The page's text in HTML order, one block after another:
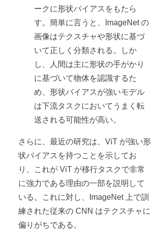
ークに形状バイアスをもたら
す。簡単に言うと、ImageNet の
画像はテクスチャや形状に基づ
いて正しく分類される。しか
し、人間は主に形状の手がかり
に基づいて物体を認識するた
め、形状バイアスが強いモデル
は下流タスクにおいてうまく転
送される可能性が高い。
さらに、最近の研究は、ViT が強い形
状バイアスを持つことを示してお
り、これが ViT が移行タスクで非常
に強力である理由の一部を説明して
いる。これに対し、ImageNet 上で訓
練された従来の CNN はテクスチャに
偏りがちである。